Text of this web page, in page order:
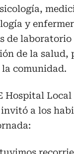
y
de
de la salud,
comunidad.
Hospital
a los